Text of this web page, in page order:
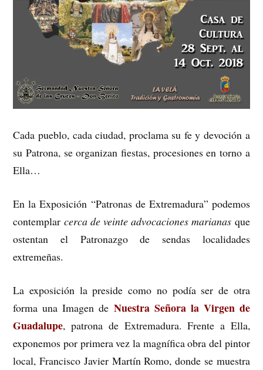
Cada pueblo, cada ciudad, proclama su fe y devoción a
su Patrona, se organizan fiestas, procesiones en torno a
Ella…
En la Exposición “Patronas de Extremadura” podemos
contemplar cerca de veinte advocaciones marianas que
ostentan el Patronazgo de sendas localidades
extremeñas.
La exposición la preside como no podía ser de otra
forma una Imagen de Nuestra Señora la Virgen de
Guadalupe, patrona de Extremadura. Frente a Ella,
exponemos por primera vez la magnífica obra del pintor
local, Francisco Javier Martín Romo, donde se muestra